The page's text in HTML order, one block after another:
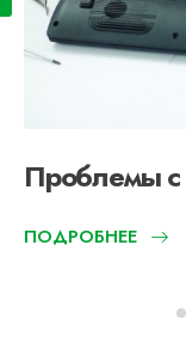
Проблемы с
ПОДРОБНЕЕ